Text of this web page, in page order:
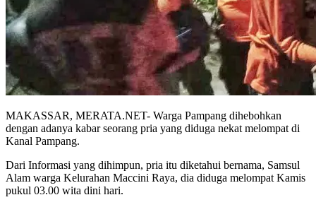
MAKASSAR, MERATA.NET- Warga Pampang dihebohkan
dengan adanya kabar seorang pria yang diduga nekat melompat di
Kanal Pampang.
Dari Informasi yang dihimpun, pria itu diketahui bernama, Samsul
Alam warga Kelurahan Maccini Raya, dia diduga melompat Kamis
pukul 03.00 wita dini hari.